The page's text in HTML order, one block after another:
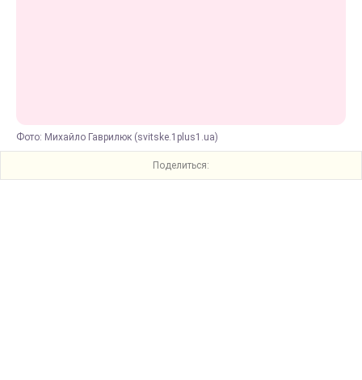
Фото: Михайло Гаврилюк (svitske.1plus1.ua)
Поделиться: